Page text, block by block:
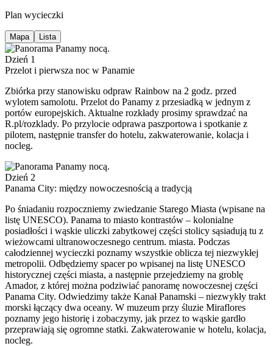
Plan wycieczki
Mapa Lista
Dzień 1
Przelot i pierwsza noc w Panamie
Zbiórka przy stanowisku odpraw Rainbow na 2 godz. przed
wylotem samolotu. Przelot do Panamy z przesiadką w jednym z
portów europejskich. Aktualne rozkłady prosimy sprawdzać na
R.pl/rozklady. Po przylocie odprawa paszportowa i spotkanie z
pilotem, następnie transfer do hotelu, zakwaterowanie, kolacja i
nocleg.
Dzień 2
Panama City: między nowoczesnością a tradycją
Po śniadaniu rozpoczniemy zwiedzanie Starego Miasta (wpisane na
listę UNESCO). Panama to miasto kontrastów – kolonialne
posiadłości i wąskie uliczki zabytkowej części stolicy sąsiadują tu z
wieżowcami ultranowoczesnego centrum. miasta. Podczas
całodziennej wycieczki poznamy wszystkie oblicza tej niezwykłej
metropolii. Odbędziemy spacer po wpisanej na listę UNESCO
historycznej części miasta, a następnie przejedziemy na groblę
Amador, z której można podziwiać panoramę nowoczesnej części
Panama City. Odwiedzimy także Kanał Panamski – niezwykły trakt
morski łączący dwa oceany. W muzeum przy śluzie Miraflores
poznamy jego historię i zobaczymy, jak przez to wąskie gardło
przeprawiają się ogromne statki. Zakwaterowanie w hotelu, kolacja,
nocleg.